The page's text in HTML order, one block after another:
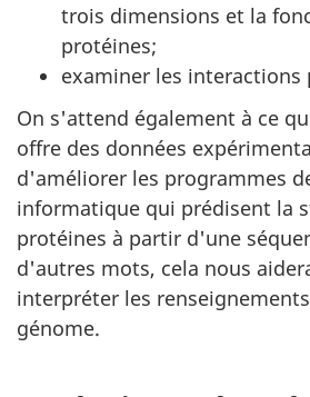
trois dimensions et la
protéines;
examiner les
On s'attend également à ce
offre des données
d'améliorer les programmes
informatique qui prédisent la
protéines à partir d'une
d'autres mots, cela nous
interpréter les
génome.